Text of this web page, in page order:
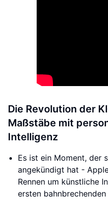
Die Revolution der
Maßstäbe mit
Intelligenz
Es ist ein Moment, der
angekündigt hat -
Rennen um künstliche
ersten